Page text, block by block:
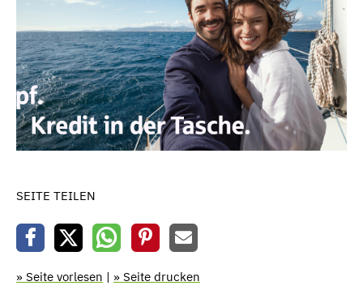
SEITE TEILEN
» Seite vorlesen | » Seite drucken